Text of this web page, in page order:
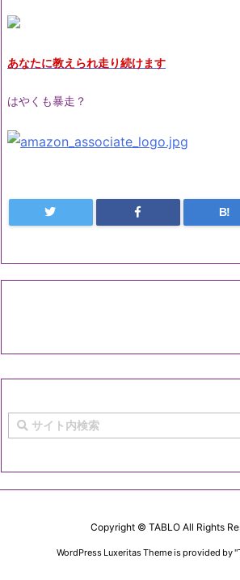
あなたに教えられ走り続けます
はやくも暴走？
B!
Copyright © TABLOAll Rights
WordPress Luxeritas Theme is provided by "